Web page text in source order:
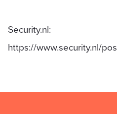
Security.nl:
https://www.security.nl/